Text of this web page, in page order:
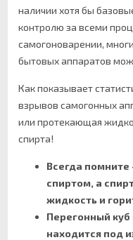
наличии хотя бы
контролю за всеми
самогоноварении,
бытовых аппаратов
Как показывает
взрывов самогонных
или протекающая
спирта!
Всегда помните
спиртом, а
жидкость и
Перегонный куб
находится под